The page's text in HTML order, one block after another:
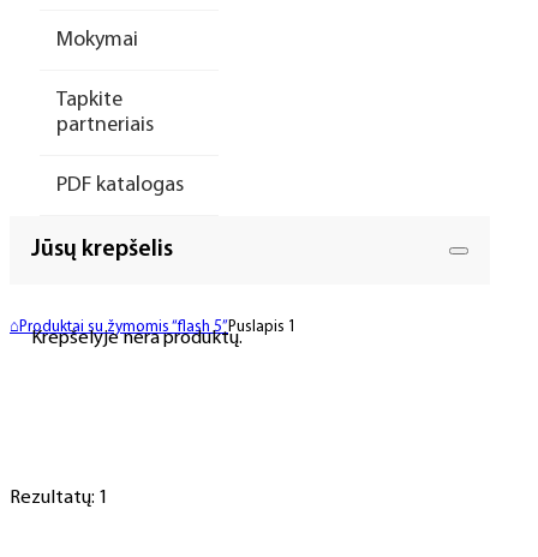
Mokymai
Tapkite
partneriais
PDF katalogas
Jūsų krepšelis
Krepšelyje nėra produktų.
⌂ Produktai su žymomis “flash 5” Puslapis 1
Rezultatų: 1